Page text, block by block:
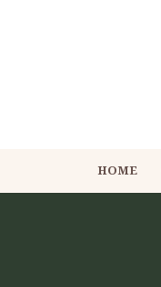
HOME